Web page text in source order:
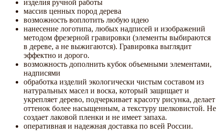
изделия ручной работы
массив ценных пород дерева
возможность воплотить любую идею
нанесение логотипа, любых надписей и изображений
методом фрезерной гравировки (элементы выбираются
в дереве, а не выжигаются). Гравировка выглядит
эффектно и дорого.
возможность дополнить кубок объемными элементами,
надписями
обработка изделий экологически чистым составом из
натуральных масел и воска, который защищает и
укрепляет дерево, подчеркивает красоту рисунка, делает
оттенок более насыщенным, а текстуру шелковистой. Не
создает лаковой пленки и не имеет запаха.
оперативная и надежная доставка по всей России.